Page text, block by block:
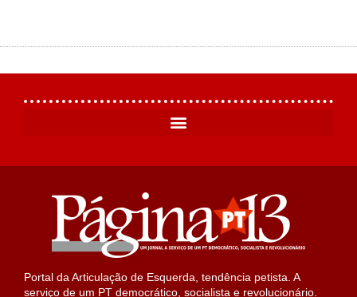
Portal da Articulação de Esquerda, tendência petista. A
serviço de um PT democrático, socialista e revolucionário.